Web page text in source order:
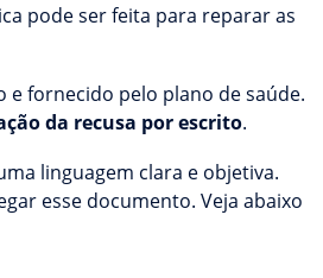
pode ser feita para reparar as
fornecido pelo plano de saúde.
da recusa por escrito.
linguagem clara e objetiva.
esse documento. Veja abaixo